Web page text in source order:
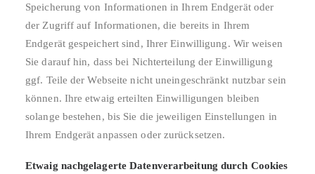
Speicherung von Informationen in Ihrem Endgerät oder
der Zugriff auf Informationen, die bereits in Ihrem
Endgerät gespeichert sind, Ihrer Einwilligung. Wir weisen
Sie darauf hin, dass bei Nichterteilung der Einwilligung
ggf. Teile der Webseite nicht uneingeschränkt nutzbar sein
können. Ihre etwaig erteilten Einwilligungen bleiben
solange bestehen, bis Sie die jeweiligen Einstellungen in
Ihrem Endgerät anpassen oder zurücksetzen.
Etwaig nachgelagerte Datenverarbeitung durch Cookies